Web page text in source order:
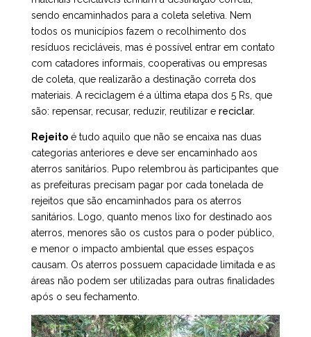
sendo encaminhados para a coleta seletiva. Nem
todos os municípios fazem o recolhimento dos
resíduos recicláveis, mas é possível entrar em contato
com catadores informais, cooperativas ou empresas
de coleta, que realizarão a destinação correta dos
materiais. A reciclagem é a última etapa dos 5 Rs, que
são: repensar, recusar, reduzir, reutilizar e reciclar.
Rejeitoé tudo aquilo que não se encaixa nas duas
categorias anteriores e deve ser encaminhado aos
aterros sanitários. Pupo relembrou às participantes que
as prefeituras precisam pagar por cada tonelada de
rejeitos que são encaminhados para os aterros
sanitários. Logo, quanto menos lixo for destinado aos
aterros, menores são os custos para o poder público,
e menor o impacto ambiental que esses espaços
causam. Os aterros possuem capacidade limitada e as
áreas não podem ser utilizadas para outras finalidades
após o seu fechamento.